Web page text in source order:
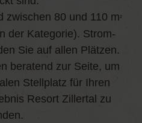
zwischen 80 und 110 m²
der Kategorie). Strom-
Sie auf allen Plätzen.
beratend zur Seite, um
Stellplatz für Ihren
Resort Zillertal zu